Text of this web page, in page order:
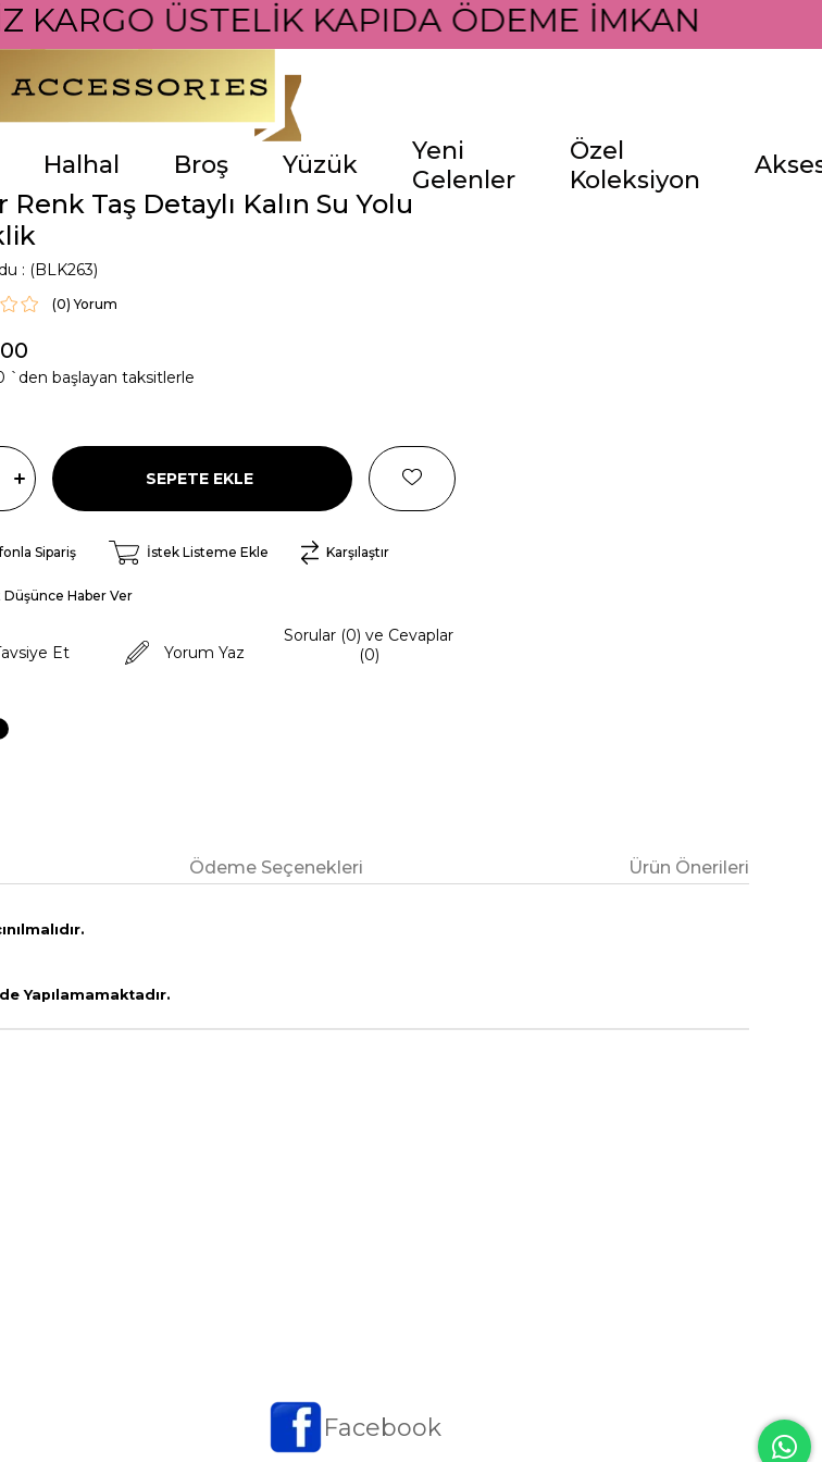
KARGO ÜSTELİK KAPIDA ÖDEME İMKANI İLE
Halhal Broş Yüzük
Yeni
Gelenler
Özel
Koleksiyon
Renk Taş Detaylı Kalın Su Yolu
(BLK263)
(0)
`den başlayan taksitlerle
Sipariş İstek Listeme Ekle Karşılaştır
Düşünce Haber Ver
Et Yorum Yaz
Sorular (0) ve Cevaplar
(0)
Ödeme Seçenekleri Ürün Önerileri
Yapılamamaktadır.
Facebook